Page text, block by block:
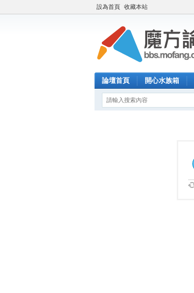
設為首頁 收藏本站
論壇首頁 開心水族箱